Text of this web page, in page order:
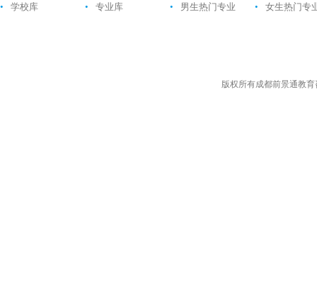
• 学校库 • 专业库 • 男生热门专业 • 女生热门专
版权所有成都前景通教